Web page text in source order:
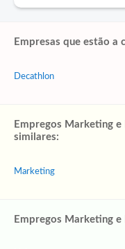
Empresas que estão a
Decathlon
Empregos Marketing e
similares:
Marketing
Empregos Marketing